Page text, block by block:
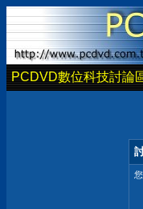
PCDVD數位科技討論